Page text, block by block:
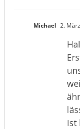
Michael 2.
Ist